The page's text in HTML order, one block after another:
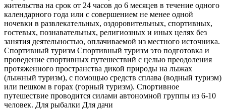
жительства на срок от 24 часов до 6 месяцев в течение одного
календарного года или с совершением не менее одной
ночевки в развлекательных, оздоровительных, спортивных,
гостевых, познавательных, религиозных и иных целях без
занятия деятельностью, оплачиваемой из местного источника.
Спортивный туризм Спортивный туризм это подготовка и
проведение спортивных путешествий с целью преодоления
протяженного пространства дикой природы на лыжах
(лыжный туризм), с помощью средств сплава (водный туризм)
или пешком в горах (горный туризм). Спортивное
путешествие проводится силами автономной группы из 6-10
человек. Для рыбалки Для дачи